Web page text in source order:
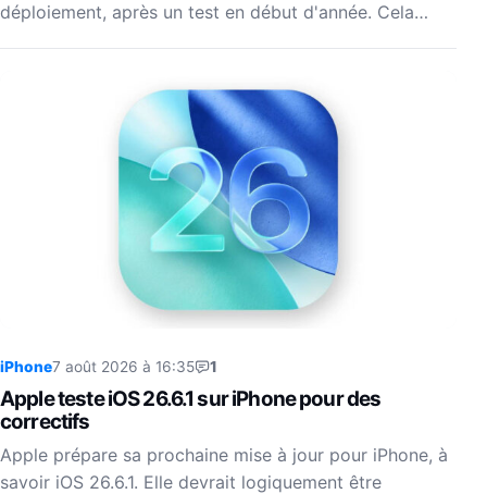
déploiement, après un test en début d'année. Cela…
iPhone7 août 2026 à 16:35 1
Apple teste iOS 26.6.1 sur iPhone pour des
correctifs
Apple prépare sa prochaine mise à jour pour iPhone, à
savoir iOS 26.6.1. Elle devrait logiquement être